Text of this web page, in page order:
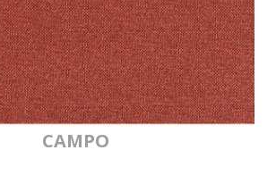
CAMPO